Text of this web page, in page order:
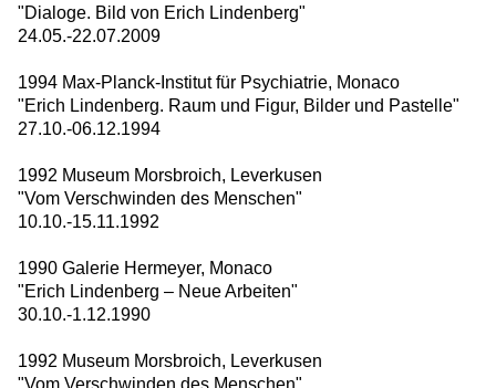
"Dialoge. Bild von Erich Lindenberg"
24.05.-22.07.2009
1994 Max-Planck-Institut für Psychiatrie, Monaco
"Erich Lindenberg. Raum und Figur, Bilder und Pastelle"
27.10.-06.12.1994
1992 Museum Morsbroich, Leverkusen
"Vom Verschwinden des Menschen"
10.10.-15.11.1992
1990 Galerie Hermeyer, Monaco
"Erich Lindenberg – Neue Arbeiten"
30.10.-1.12.1990
1992 Museum Morsbroich, Leverkusen
"Vom Verschwinden des Menschen"